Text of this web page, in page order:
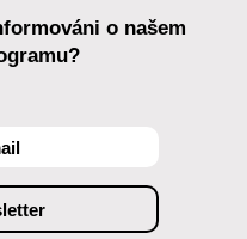
o našem